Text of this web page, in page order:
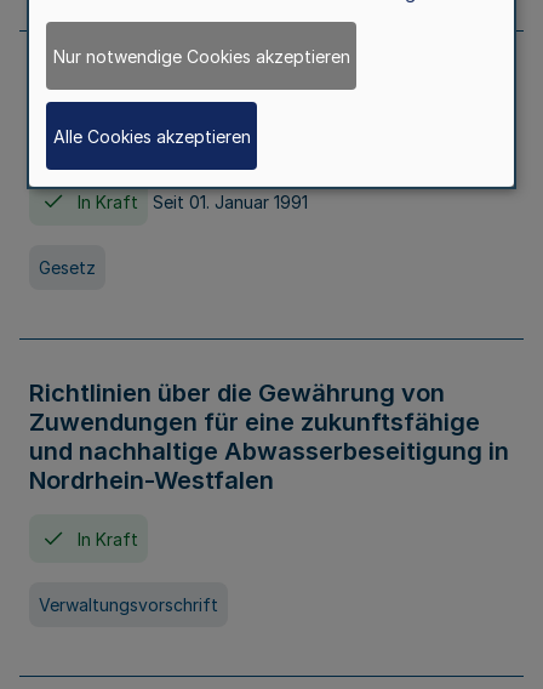
Erstes Gesetz zur Ausführung des
Kinder- und Jugendhilfegesetzes - AG -
KJHG -
In Kraft Seit 01. Januar 1991
Gesetz
Richtlinien über die Gewährung von
Zuwendungen für eine zukunftsfähige
und nachhaltige Abwasserbeseitigung in
Nordrhein-Westfalen
In Kraft
Verwaltungsvorschrift
Nur notwendige Cookies akzeptieren
Alle Cookies akzeptieren